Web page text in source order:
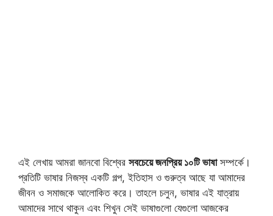
এই লেখায় আমরা জানবো বিশ্বের সবচেয়ে জনপ্রিয় ১০টি ভাষাসম্পর্কে।
প্রতিটি ভাষার নিজস্ব একটি গল্প, ইতিহাস ও গুরুত্ব আছে যা আমাদের
জীবন ও সমাজকে আলোকিত করে। তাহলে চলুন, ভাষার এই যাত্রায়
আমাদের সাথে থাকুন এবং শিখুন সেই ভাষাগুলো যেগুলো আজকের